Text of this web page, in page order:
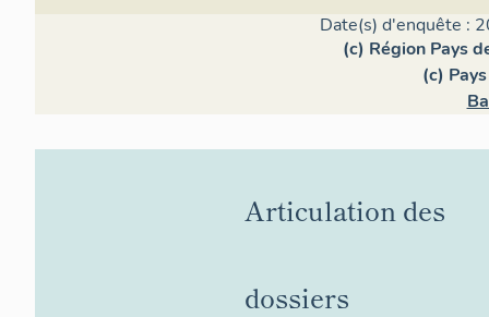
Date(s) d'enquête :
(c) Région Pays
(c)
Articulation des
dossiers